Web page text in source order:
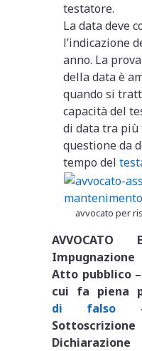
testatore.
La data deve
l’indicazione
anno. La
della data è
quando si
capacità del
di data tra
questione da
tempo del
avvocato per
AVVOCATO
Atto pubblico
cui fa piena
di falso